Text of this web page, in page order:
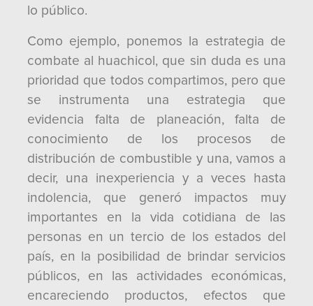
lo público.
Como ejemplo, ponemos la estrategia de
combate al huachicol, que sin duda es una
prioridad que todos compartimos, pero que
se instrumenta una estrategia que
evidencia falta de planeación, falta de
conocimiento de los procesos de
distribución de combustible y una, vamos a
decir, una inexperiencia y a veces hasta
indolencia, que generó impactos muy
importantes en la vida cotidiana de las
personas en un tercio de los estados del
país, en la posibilidad de brindar servicios
públicos, en las actividades económicas,
encareciendo productos, efectos que